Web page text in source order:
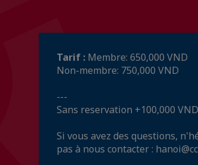
Tarif : Membre: 650,000 VND
Non-membre: 750,000 VND
---
Sans reservation +100,000 VND
Si vous avez des questions,
pas à nous contacter :